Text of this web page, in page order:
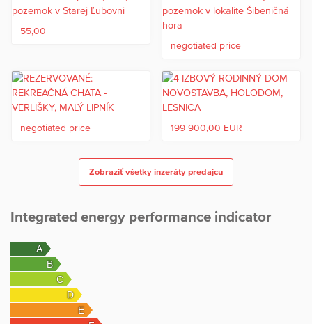
55,00
negotiated price
negotiated price 199 900,00 EUR
Zobraziť všetky inzeráty predajcu
Integrated energy performance indicator